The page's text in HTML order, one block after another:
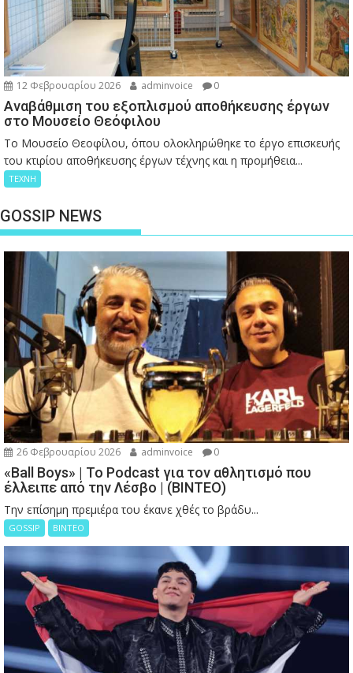
12 Φεβρουαρίου 2026 adminvoice 0
Αναβάθμιση του εξοπλισμού αποθήκευσης έργων
στο Μουσείο Θεόφιλου
Το Μουσείο Θεοφίλου, όπου ολοκληρώθηκε το έργο επισκευής
του κτιρίου αποθήκευσης έργων τέχνης και η προμήθεια...
ΤΕΧΝΗ
GOSSIP NEWS
26 Φεβρουαρίου 2026 adminvoice 0
«Ball Boys» | Το Podcast για τον αθλητισμό που
έλλειπε από την Λέσβο | (ΒΙΝΤΕΟ)
Την επίσημη πρεμιέρα του έκανε χθές το βράδυ...
GOSSIP ΒΙΝΤΕΟ